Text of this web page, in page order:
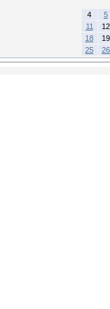
4
5
11
12
18
19
25
26